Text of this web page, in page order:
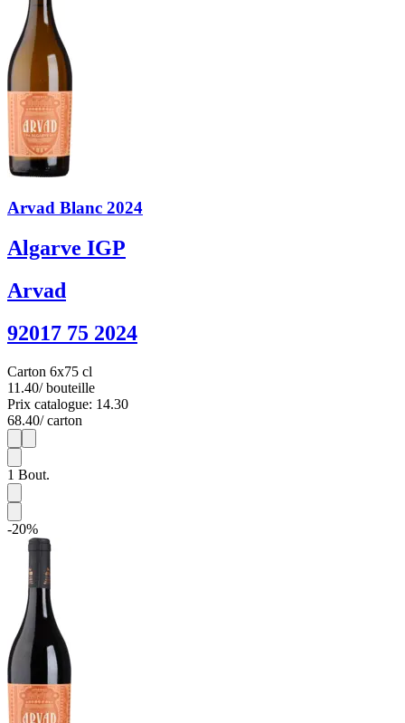
Arvad Blanc 2024
Algarve IGP
Arvad
92017 75 2024
Carton 6x75 cl
11.40/ bouteille
Prix catalogue: 14.30
68.40/ carton
1
1 Bout.
-20%